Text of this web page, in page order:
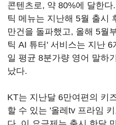
콘텐츠로, 약 80%에 달한
틱 메뉴는 지난해 5월 출시
만건을 돌파했고, 올해 5월
틱 AI 튜터' 서비스는 지난 6
일 평균 8분가량 영어 말하
났다.
KT는 지난달 6만여편의 키
할 수 있는 '올레tv 프라임